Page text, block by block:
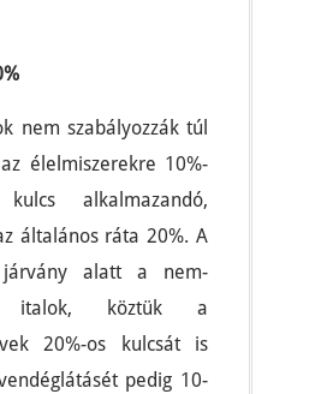
nem szabályozzák túl
élelmiszerekre 10%-
alkalmazandó,
általános ráta 20%. A
járvány alatt a nem-
italok, köztük a
20%-os kulcsát is
pedig 10-